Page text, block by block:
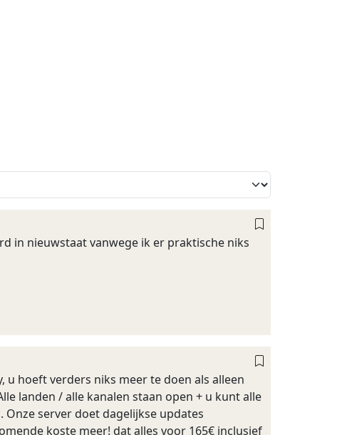
in nieuwstaat vanwege ik er praktische niks
u hoeft verders niks meer te doen als alleen
landen / alle kanalen staan open + u kunt alle
server doet dagelijkse updates
koste meer! dat alles voor 165€ inclusief